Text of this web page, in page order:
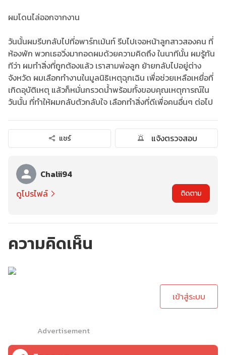
ผมโดนไล่ออกจากงาน
วันนั้นผมรีบกลับไปที่อพาร์ทเม้นท์ รีบไปเจอหน้าลูกสาวสองคน ที่
ห้องพัก พวกเธอวิ่งมากอดผมด้วยความคิดถึง ในนาทีนั้น ผมรู้ทัน
ทีว่า ผมทำสิ่งที่ถูกต้องแล้ว เราสามพ่อลูก ย้ายกลับไปอยู่ต่าง
จังหวัด ผมเลือกทำงานในมูลนิธิเหตุฉุกเฉิน เพื่อช่วยเหลือเหยื่อที่
เกิดอุบัติเหตุ แล้วก็หมั่นกรวดน้ำพร้อมทั้งขอบคุณเหตุการณ์ใน
วันนั้น ที่ทำให้ผมกลับตัวกลับใจ เลือกทำสิ่งที่ดีเพื่อคนอื่นๆ ต่อไป
แชร์ แจ้งตรวจสอบ
Chalii94
ดูโปรไฟล์
ติดตาม
ความคิดเห็น
เข้าสู่ระบบ
Advertisement